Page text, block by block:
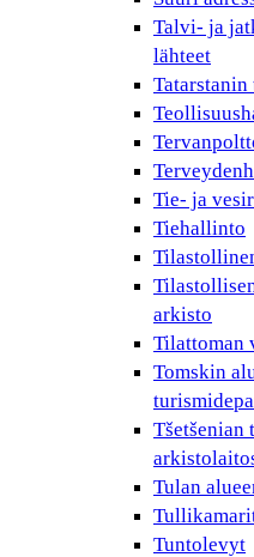
Talvi- ja
lähteet
Tie- ja
Tiehallinto
arkisto
Tilattoman
Tomskin
Tšetšenian
Tulan
Tuntolevyt